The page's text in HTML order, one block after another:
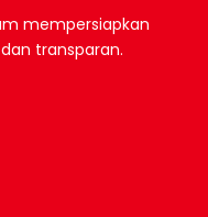
mempersiapkan
transparan.